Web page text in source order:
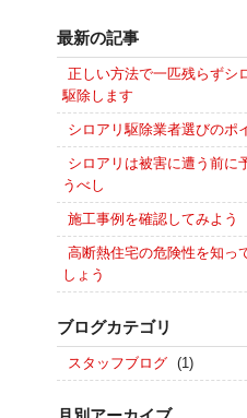
最新の記事
正しい方法で一匹残らずシ
駆除します
シロアリ駆除業者選びのポ
シロアリは被害に遭う前に
うべし
施工事例を確認してみよう
高断熱住宅の危険性を知っ
しょう
ブログカテゴリ
スタッフブログ (1)